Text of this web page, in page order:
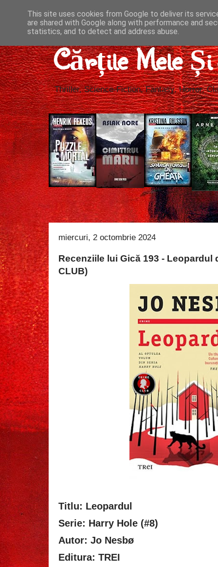
Cărțile Mele
Thriller, Science-Fiction, Fantasy, Horror,
miercuri, 2 octombrie 2024
Recenziile lui Gică 193 - Leopardul
CLUB)
Titlu: Leopardul
Serie: Harry Hole (#8)
Autor: Jo Nesbø
Editura: TREI
This site uses cookies from Google to deliver its
are shared with Google along with performance and
statistics, and to detect and address abuse.